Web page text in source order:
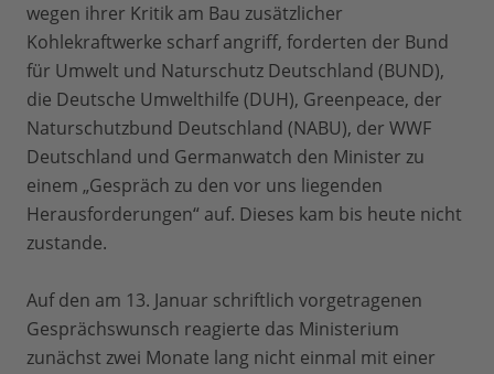
wegen ihrer Kritik am Bau zusätzlicher
Kohlekraftwerke scharf angriff, forderten der Bund
für Umwelt und Naturschutz Deutschland (BUND),
die Deutsche Umwelthilfe (DUH), Greenpeace, der
Naturschutzbund Deutschland (NABU), der WWF
Deutschland und Germanwatch den Minister zu
einem „Gespräch zu den vor uns liegenden
Herausforderungen“ auf. Dieses kam bis heute nicht
zustande.
Auf den am 13. Januar schriftlich vorgetragenen
Gesprächswunsch reagierte das Ministerium
zunächst zwei Monate lang nicht einmal mit einer